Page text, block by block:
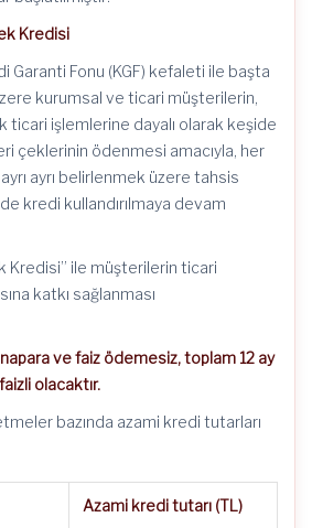
Kredisi
Garanti Fonu (KGF) kefaleti ile başta
kurumsal ve ticari müşterilerin,
ticari işlemlerine dayalı olarak keşide
çeklerinin ödenmesi amacıyla, her
ayrı belirlenmek üzere tahsis
kredi kullandırılmaya devam
Kredisi” ile müşterilerin ticari
katkı sağlanması
ve faiz ödemesiz, toplam 12 ay
olacaktır.
bazında azami kredi tutarları
Azami kredi tutarı (TL)